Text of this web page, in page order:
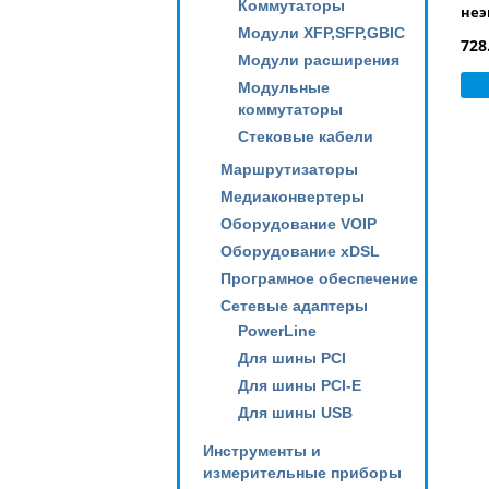
Коммутаторы
Модули XFP,SFP,GBIC
Модули расширения
Модульные
коммутаторы
Стековые кабели
Маршрутизаторы
Медиаконвертеры
Оборудование VOIP
Оборудование xDSL
Програмное обеспечение
Сетевые адаптеры
PowerLine
Для шины PCI
Для шины PCI-E
Для шины USB
Инструменты и
измерительные приборы
пар